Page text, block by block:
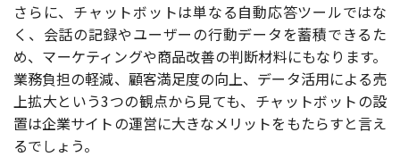
さらに、チャットボットは単なる自動応答ツールではな
く、会話の記録やユーザーの行動データを蓄積できるた
め、マーケティングや商品改善の判断材料にもなります。
業務負担の軽減、顧客満足度の向上、データ活用による売
上拡大という3つの観点から見ても、チャットボットの設
置は企業サイトの運営に大きなメリットをもたらすと言え
るでしょう。